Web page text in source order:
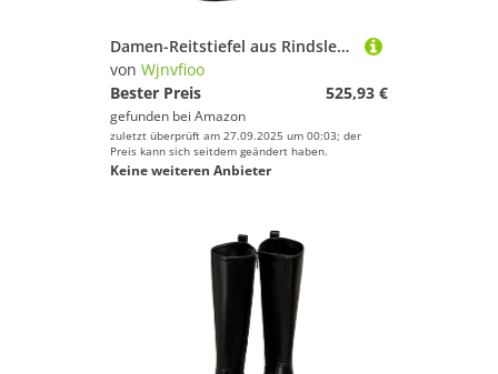
Damen-Reitstiefel aus Rindsleder, mittelgroß, mittelhoch, Retro-Reitstiefel, Winter, warm, Reißverschluss, leger, kniehohe Stiefel
von Wjnvfioo
Bester Preis
525,93 €
gefunden bei Amazon
zuletzt überprüft am 27.09.2025 um 00:03; der
Preis kann sich seitdem geändert haben.
Keine weiteren Anbieter